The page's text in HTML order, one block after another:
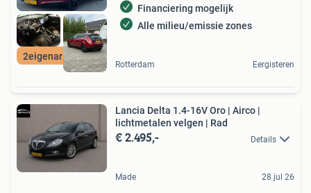
2eigenar navigatie
Financiering mogelijk
Alle milieu/emissie zones
Rotterdam Eergisteren
Lancia Delta 1.4-16V Oro | Airco |
lichtmetalen velgen | Rad
€ 2.495,- Details
Made 28 jul 26